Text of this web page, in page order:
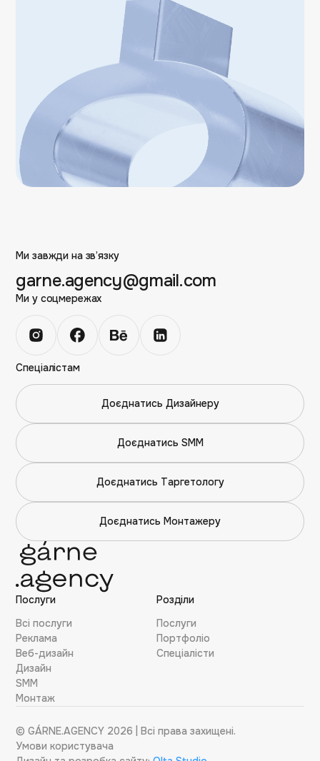
Послуги
Всі послуги
Реклама
Веб-дизайн
Дизайн
SMM
Монтаж
Розділи
Послуги
Портфоліо
Cпеціалісти
Спеціалістам
Доєднатись Дизайнеру
Доєднатись SMM
Доєднатись Таргетологу
Доєднатись Монтажеру
Ми завжди на зв’язку
garne.agency@gmail.com
Ми у соцмережах
© GÁRNE.AGENCY 2026 | Всі права захищені.
Умови користувача